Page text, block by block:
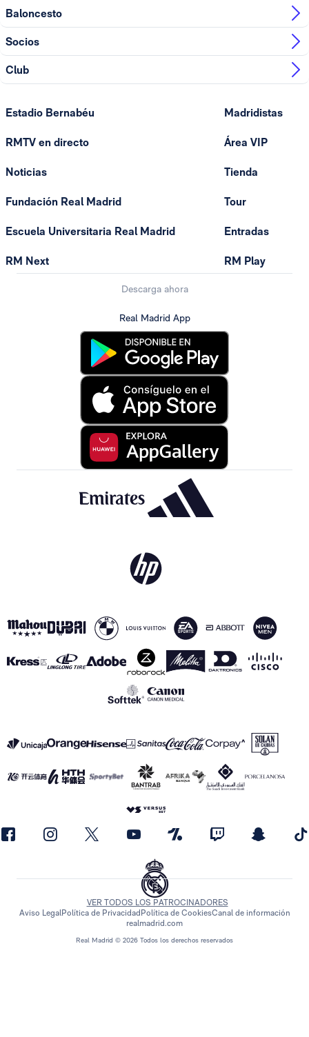
Baloncesto
Socios
Club
Estadio Bernabéu
RMTV en directo
Noticias
Fundación Real Madrid
Escuela Universitaria Real Madrid
RM Next
Madridistas
Área VIP
Tienda
Tour
Entradas
RM Play
Descarga ahora
Real Madrid App
Real Madrid © 2026 Todos los derechos reservados
VER TODOS LOS PATROCINADORES
Aviso LegalPolítica de Privacidad Política de CookiesCanal de información
realmadrid.com